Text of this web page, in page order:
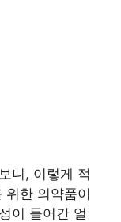
니, 이렇게 적
한 의약품이
이 들어간 얼